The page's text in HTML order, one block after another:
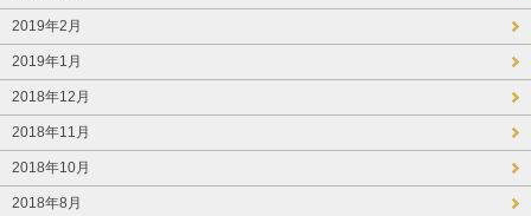
2019年2月
2019年1月
2018年12月
2018年11月
2018年10月
2018年8月